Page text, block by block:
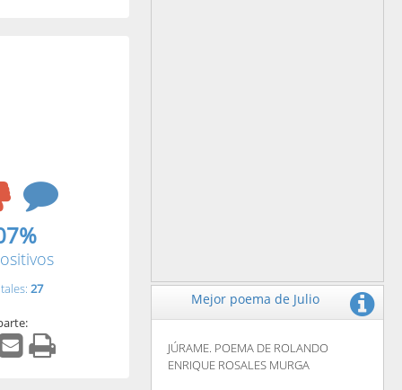
27
Mejor poema de Julio
JÚRAME. POEMA DE ROLANDO
ENRIQUE ROSALES MURGA